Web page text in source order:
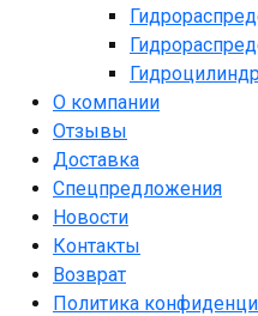
О компании
Отзывы
Доставка
Спецпредложения
Новости
Контакты
Возврат
Политика